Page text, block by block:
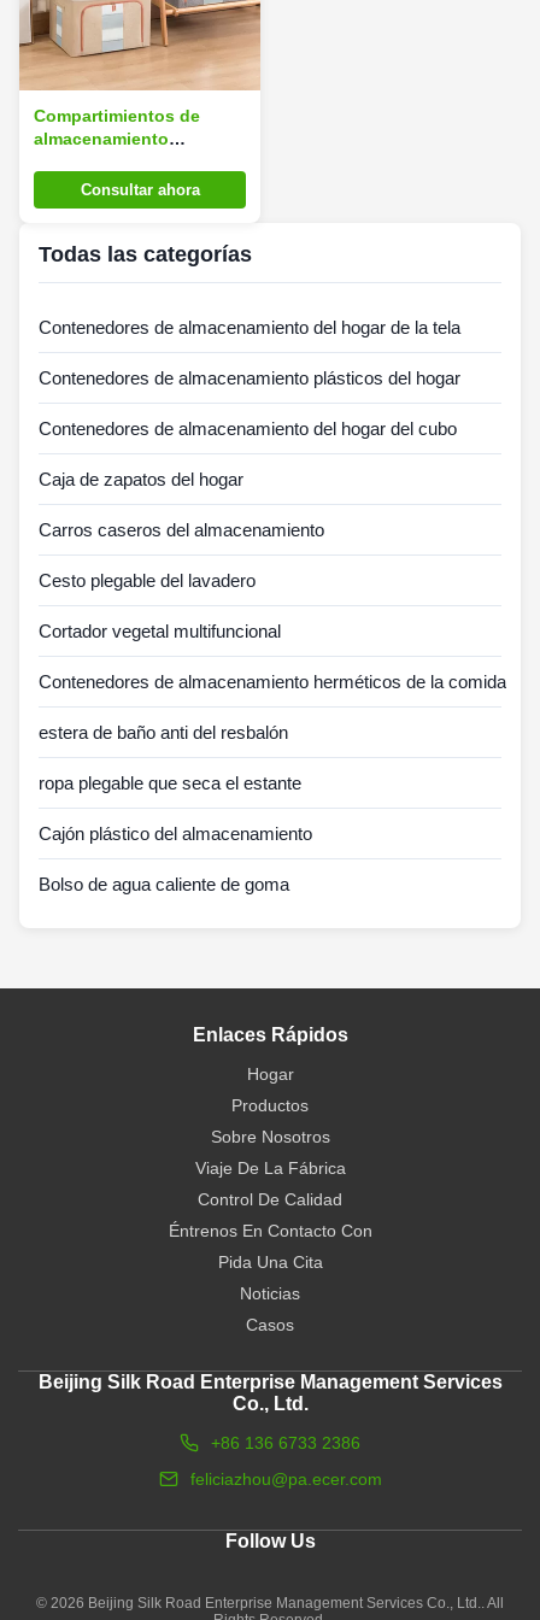
Compartimientos de
almacenamiento
de Multiescena, caja de
almacenamiento de
Consultar ahora
Todas las categorías
Contenedores de almacenamiento del hogar de la tela
Contenedores de almacenamiento plásticos del hogar
Contenedores de almacenamiento del hogar del cubo
Caja de zapatos del hogar
Carros caseros del almacenamiento
Cesto plegable del lavadero
Cortador vegetal multifuncional
Contenedores de almacenamiento herméticos de la comida
estera de baño anti del resbalón
ropa plegable que seca el estante
Cajón plástico del almacenamiento
Bolso de agua caliente de goma
Enlaces Rápidos
Hogar
Productos
Sobre Nosotros
Viaje De La Fábrica
Control De Calidad
Éntrenos En Contacto Con
Pida Una Cita
Noticias
Casos
Beijing Silk Road Enterprise Management Services
Co., Ltd.
+86 136 6733 2386
feliciazhou@pa.ecer.com
Follow Us
© 2026 Beijing Silk Road Enterprise Management Services Co., Ltd.. All